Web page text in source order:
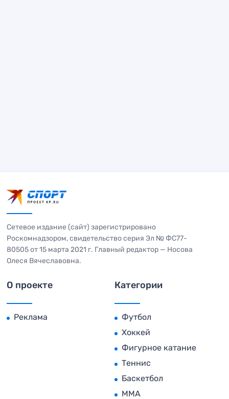
Сетевое издание (сайт) зарегистрировано
Роскомнадзором, свидетельство серия Эл № ФС77-
80505 от 15 марта 2021 г. Главный редактор — Носова
Олеся Вячеславовна.
О проекте
Реклама
Категории
Футбол
Хоккей
Фигурное катание
Теннис
Баскетбол
MMA